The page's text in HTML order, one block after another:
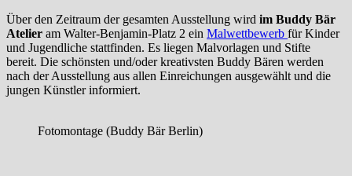
Über den Zeitraum der gesamten Ausstellung wird im Buddy Bär
Atelier am Walter-Benjamin-Platz 2 ein Malwettbewerb für Kinder
und Jugendliche stattfinden. Es liegen Malvorlagen und Stifte
bereit. Die schönsten und/oder kreativsten Buddy Bären werden
nach der Ausstellung aus allen Einreichungen ausgewählt und die
jungen Künstler informiert.
Fotomontage (Buddy Bär Berlin)